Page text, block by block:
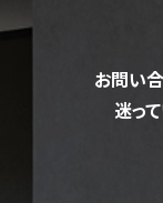
お問い
迷っ